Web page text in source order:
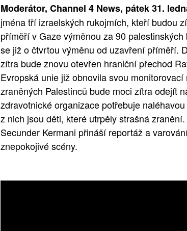
Moderátor, Channel 4 News, pátek 31.
jména tří izraelských rukojmích, kteří budou
příměří v Gaze výměnou za 90
se již o čtvrtou výměnu od uzavření příměří.
zítra bude znovu otevřen hraniční přechod
Evropská unie již obnovila svou
zraněných Palestinců bude moci zítra odejít
zdravotnické organizace potřebuje
z nich jsou děti, které utrpěly strašná
Secunder Kermani přináší reportáž a
znepokojivé scény.